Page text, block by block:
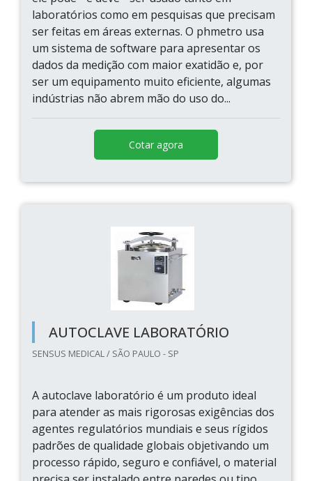
laboratórios como em pesquisas que precisam
ser feitas em áreas externas. O phmetro usa
um sistema de software para apresentar os
dados da medição com maior exatidão e, por
ser um equipamento muito eficiente, algumas
indústrias não abrem mão do uso do...
Cotar agora
AUTOCLAVE LABORATÓRIO
SENSUS MEDICAL / SÃO PAULO - SP
A autoclave laboratório é um produto ideal
para atender as mais rigorosas exigências dos
agentes regulatórios mundiais e seus rígidos
padrões de qualidade globais objetivando um
processo rápido, seguro e confiável, o material